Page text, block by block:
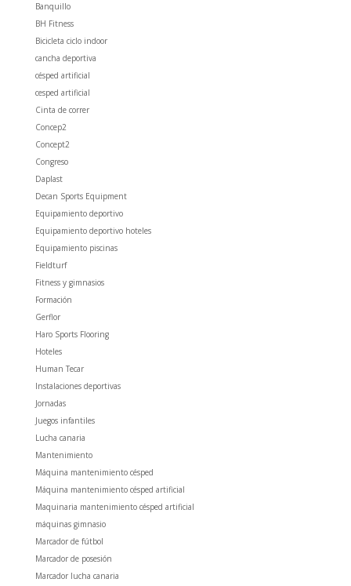
Banquillo
BH Fitness
Bicicleta ciclo indoor
cancha deportiva
césped artificial
cesped artificial
Cinta de correr
Concep2
Concept2
Congreso
Daplast
Decan Sports Equipment
Equipamiento deportivo
Equipamiento deportivo hoteles
Equipamiento piscinas
Fieldturf
Fitness y gimnasios
Formación
Gerflor
Haro Sports Flooring
Hoteles
Human Tecar
Instalaciones deportivas
Jornadas
Juegos infantiles
Lucha canaria
Mantenimiento
Máquina mantenimiento césped
Máquina mantenimiento césped artificial
Maquinaria mantenimiento césped artificial
máquinas gimnasio
Marcador de fútbol
Marcador de posesión
Marcador lucha canaria